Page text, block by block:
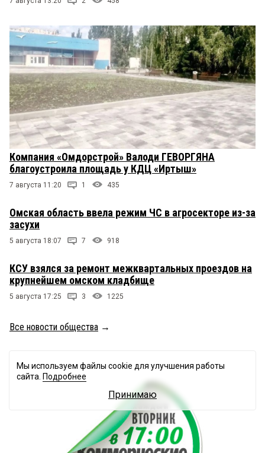
Компания «Омдорстрой» Валоди ГЕВОРГЯНА
благоустроила площадь у КДЦ «Иртыш»
7 августа 11:20 1 435
Омская область ввела режим ЧС в агросекторе из-за
засухи
5 августа 18:07 7 918
КСУ взялся за ремонт межквартальных проездов на
крупнейшем омском кладбище
5 августа 17:25 3 1225
Все новости общества →
Мы используем файлы cookie для улучшения работы
сайта. Подробнее
Принимаю